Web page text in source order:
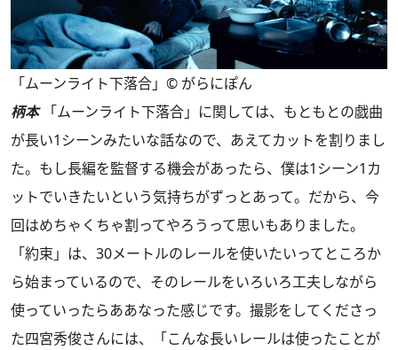
「ムーンライト下落合」© がらにぽん
柄本 「ムーンライト下落合」に関しては、もともとの戯曲
が長い1シーンみたいな話なので、あえてカットを割りまし
た。もし長編を監督する機会があったら、僕は1シーン1カ
ットでいきたいという気持ちがずっとあって。だから、今
回はめちゃくちゃ割ってやろうって思いもありました。
「約束」は、30メートルのレールを使いたいってところか
ら始まっているので、そのレールをいろいろ工夫しながら
使っていったらああなった感じです。撮影をしてくださっ
た四宮秀俊さんには、「こんな長いレールは使ったことが